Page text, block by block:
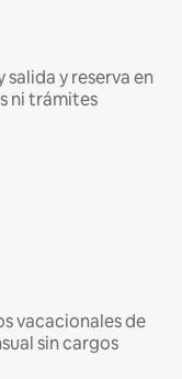
salida y reserva en
ni trámites
vacacionales de
sin cargos